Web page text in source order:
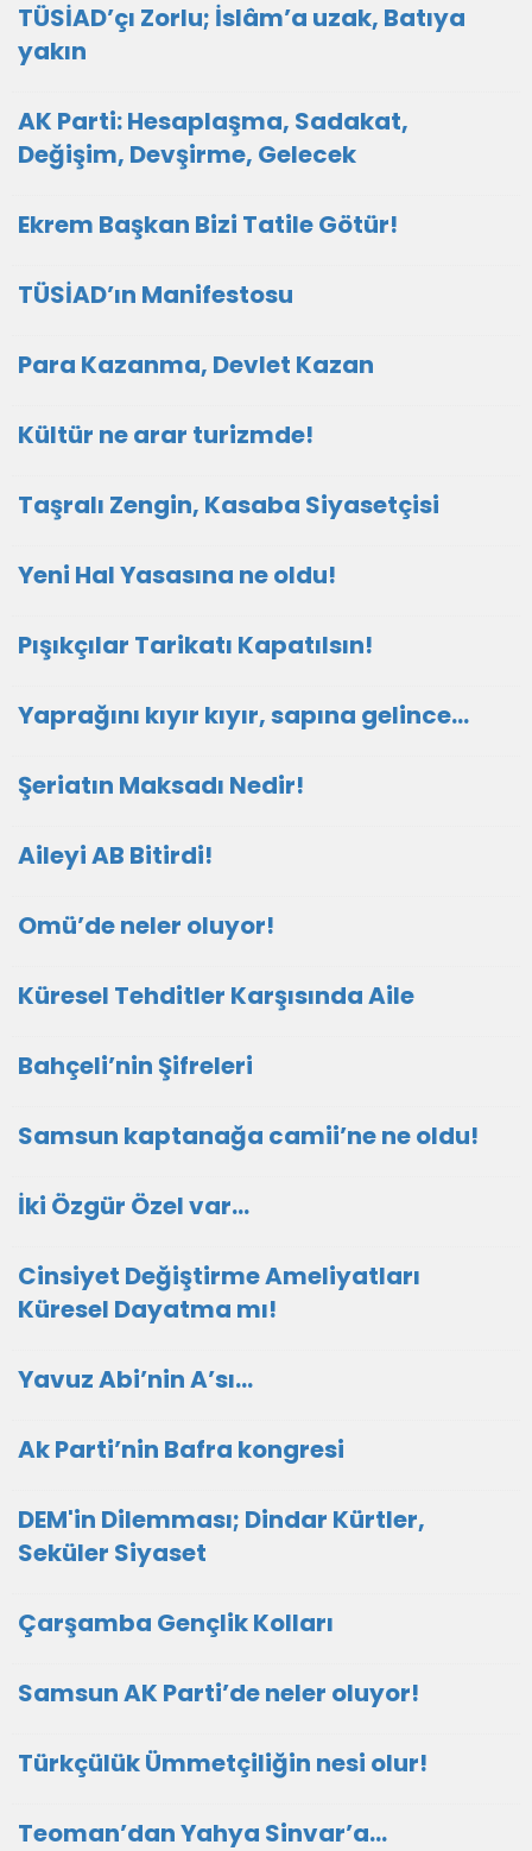
TÜSİAD’çı Zorlu; İslâm’a uzak, Batıya
yakın
AK Parti: Hesaplaşma, Sadakat,
Değişim, Devşirme, Gelecek
Ekrem Başkan Bizi Tatile Götür!
TÜSİAD’ın Manifestosu
Para Kazanma, Devlet Kazan
Kültür ne arar turizmde!
Taşralı Zengin, Kasaba Siyasetçisi
Yeni Hal Yasasına ne oldu!
Pışıkçılar Tarikatı Kapatılsın!
Yaprağını kıyır kıyır, sapına gelince…
Şeriatın Maksadı Nedir!
Aileyi AB Bitirdi!
Omü’de neler oluyor!
Küresel Tehditler Karşısında Aile
Bahçeli’nin Şifreleri
Samsun kaptanağa camii’ne ne oldu!
İki Özgür Özel var…
Cinsiyet Değiştirme Ameliyatları
Küresel Dayatma mı!
Yavuz Abi’nin A’sı…
Ak Parti’nin Bafra kongresi
DEM'in Dilemması; Dindar Kürtler,
Seküler Siyaset
Çarşamba Gençlik Kolları
Samsun AK Parti’de neler oluyor!
Türkçülük Ümmetçiliğin nesi olur!
Teoman’dan Yahya Sinvar’a…